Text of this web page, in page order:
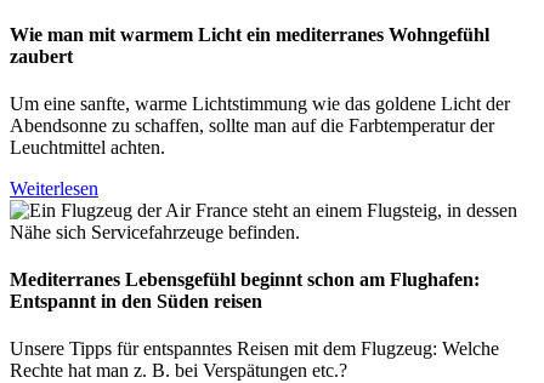
Wie man mit warmem Licht ein mediterranes Wohngefühl
zaubert
Um eine sanfte, warme Lichtstimmung wie das goldene Licht der
Abendsonne zu schaffen, sollte man auf die Farbtemperatur der
Leuchtmittel achten.
Weiterlesen
Mediterranes Lebensgefühl beginnt schon am Flughafen:
Entspannt in den Süden reisen
Unsere Tipps für entspanntes Reisen mit dem Flugzeug: Welche
Rechte hat man z. B. bei Verspätungen etc.?